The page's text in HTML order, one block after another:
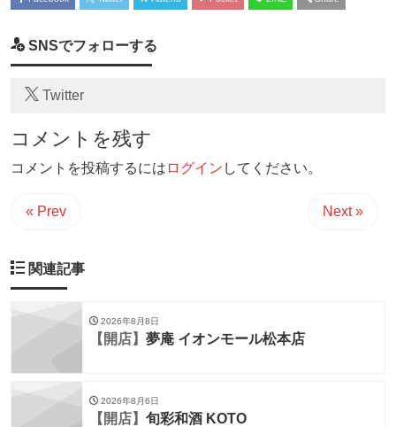
SNSでフォローする
Twitter
コメントを残す
コメントを投稿するには ログイン してください。
« Prev Next »
関連記事
2026年8月8日
【開店】 夢庵 イオンモール松本店
2026年8月6日
【開店】 旬彩和酒 KOTO